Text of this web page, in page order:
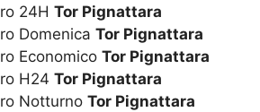
24H Tor Pignattara
Domenica Tor Pignattara
Economico Tor Pignattara
H24 Tor Pignattara
Notturno Tor Pignattara